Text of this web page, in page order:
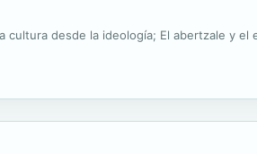
desde la ideología; El abertzale y el